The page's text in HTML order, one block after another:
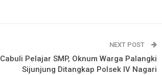
NEXT POST
Cabuli Pelajar SMP, Oknum Warga Palangki
Sijunjung Ditangkap Polsek IV Nagari